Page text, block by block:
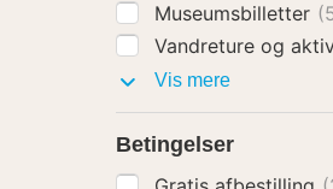
Museumsbilletter
Vandreture og
Vis merePakker
Betingelser